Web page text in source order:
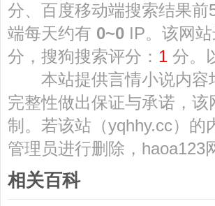
分、百度移动端搜索结果
端每天约有 0~0 IP。该网
分，搜狗搜索评分： 1 分。
本站提供言情小说内容
完整性做出保证与承诺，
制。若该站（yqhhy.cc）
管理员进行删除，haoa123
相关百科